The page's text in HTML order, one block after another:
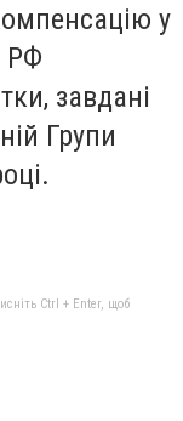
у
РФ
завдані
Групи
Ctrl + Enter, щоб